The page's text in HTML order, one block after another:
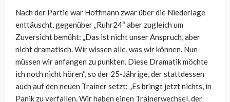
Nach der Partie war Hoffmann zwar über die Niederlage
enttäuscht, gegenüber „Ruhr24“ aber zugleich um
Zuversicht bemüht: „Das ist nicht unser Anspruch, aber
nicht dramatisch. Wir wissen alle, was wir können. Nun
müssen wir anfangen zu punkten. Diese Dramatik möchte
ich noch nicht hören“, so der 25-Jährige, der stattdessen
auch auf den neuen Trainer setzt: „Es bringt jetzt nichts, in
Panik zu verfallen. Wir haben einen Trainerwechsel, der